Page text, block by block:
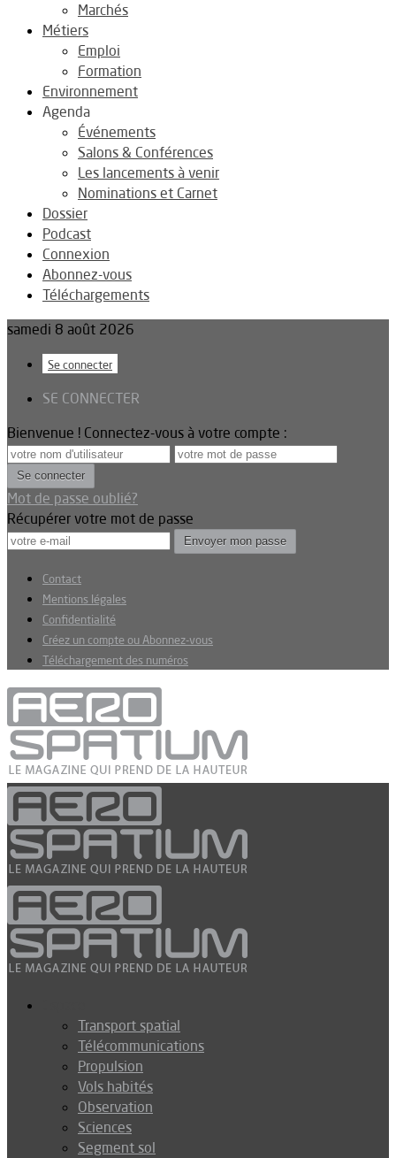
Marchés
Métiers
Emploi
Formation
Environnement
Agenda
Événements
Salons & Conférences
Les lancements à venir
Nominations et Carnet
Dossier
Podcast
Connexion
Abonnez-vous
Téléchargements
samedi 8 août 2026
Se connecter
SE CONNECTER
Bienvenue ! Connectez-vous à votre compte :
Mot de passe oublié?
Récupérer votre mot de passe
Contact
Mentions légales
Confidentialité
Créez un compte ou Abonnez-vous
Téléchargement des numéros
Transport spatial
Télécommunications
Propulsion
Vols habités
Observation
Sciences
Segment sol